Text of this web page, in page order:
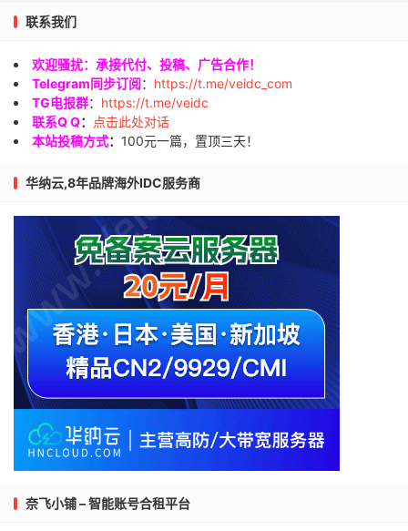
联系我们
欢迎骚扰：承接代付、投稿、广告合作！
Telegram同步订阅 ： https://t.me/veidc_com
TG电报群： https://t.me/veidc
联系Q Q： 点击此处对话
本站投稿方式： 100元一篇，置顶三天！
华纳云,8年品牌海外IDC服务商
奈飞小铺 – 智能账号合租平台